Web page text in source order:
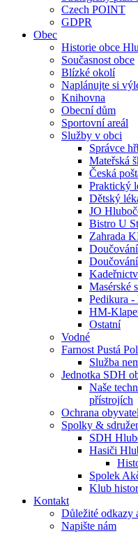
Czech POINT
GDPR
Obec
Historie obce
Současnost obce
Blízké okolí
Naplánujte si
Knihovna
Obecní dům
Sportovní areál
Služby v obci
Správce
Mateřská
Česká
Praktický
Dětský
JO
Bistro U
Zahrada
Masérské
Pedikura -
HM-
Ostatní
Vodné
Farnost Pustá
Služba
Jednotka SDH
Naše
přístrojích
Ochrana
Spolky &
SDH
Hasiči
Spolek
Klub
Kontakt
Důležité odkazy
Napište nám